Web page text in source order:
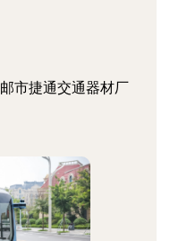
市捷通交通器材厂